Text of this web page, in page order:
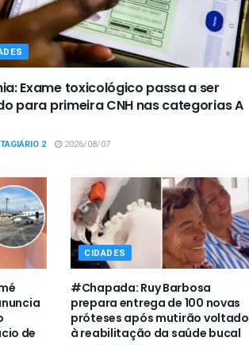
Exame toxicológico passa a ser
para primeira CNH nas categorias A
2 2026/08/07
de
CIDADES
#Chapada: Ruy Barbosa
prepara entrega de 100 novas
próteses após mutirão voltado
à reabilitação da saúde bucal